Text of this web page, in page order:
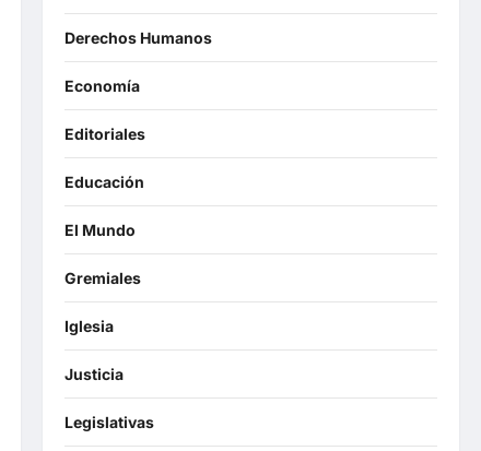
Derechos Humanos
Economía
Editoriales
Educación
El Mundo
Gremiales
Iglesia
Justicia
Legislativas